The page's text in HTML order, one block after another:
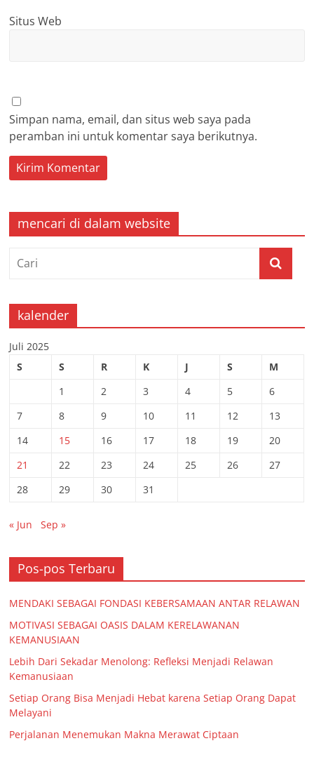
Situs Web
Simpan nama, email, dan situs web saya pada
peramban ini untuk komentar saya berikutnya.
mencari di dalam website
kalender
Juli 2025
S
S R K J S
M
1
2 3 4 5
6
7
8 9 10 11 12
13
14
15 16 17 18 19
20
21
22 23 24 25 26
27
28
29 30 31
« Jun Sep »
Pos-pos Terbaru
MENDAKI SEBAGAI FONDASI KEBERSAMAAN ANTAR RELAWAN
MOTIVASI SEBAGAI OASIS DALAM KERELAWANAN
KEMANUSIAAN
Lebih Dari Sekadar Menolong: Refleksi Menjadi Relawan
Kemanusiaan
Setiap Orang Bisa Menjadi Hebat karena Setiap Orang Dapat
Melayani
Perjalanan Menemukan Makna Merawat Ciptaan